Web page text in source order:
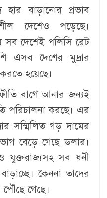
হার বাড়ানোর প্রভাব
দেশেও পড়েছে।
সব দেশেই পলিসি রেট
এসব দেশের মুদ্রার
হয়েছে।
বাগে আনার জন্যই
পরিচালনা করছে। এর
সম্মিলিত গড় দামের
বেড়ে গেছে ডলার।
যুক্তরাজ্যসহ সব ধনী
কেননা তাদের
গেছে।